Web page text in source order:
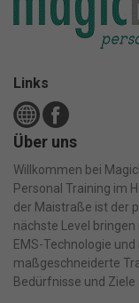
Links
Über uns
Willkommen bei
Personal Training im
der Maistraße ist der
nächste Level
EMS-Technologie
maßgeschneiderte
Bedürfnisse und Ziele